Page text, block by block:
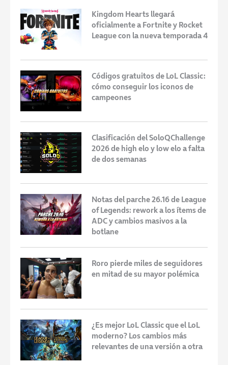
Kingdom Hearts llegará
oficialmente a Fortnite y Rocket
League con la nueva temporada 4
Códigos gratuitos de LoL Classic:
cómo conseguir los iconos de
campeones
Clasificación del SoloQChallenge
2026 de high elo y low elo a falta
de dos semanas
Notas del parche 26.16 de League
of Legends: rework a los ítems de
ADC y cambios masivos a la
botlane
Roro pierde miles de seguidores
en mitad de su mayor polémica
¿Es mejor LoL Classic que el LoL
moderno? Los cambios más
relevantes de una versión a otra